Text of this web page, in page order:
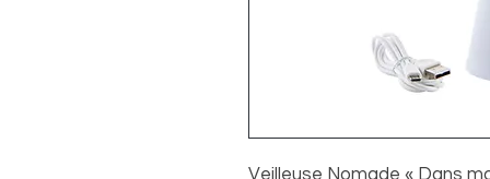
Veilleuse Nomade « Dans